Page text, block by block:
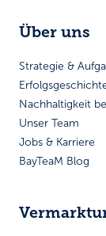
Über uns
Strategie &
Nachhaltigkeit
Unser Team
Jobs & Karriere
BayTeaM Blog